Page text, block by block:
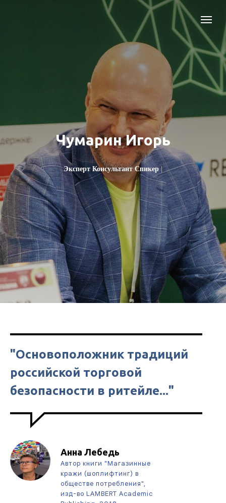
Чумарин Игорь
Эксперт Консультант Спикер Учите|
"Основоположник традиций
российской торговой
безопасности в ритейле..."
Анна Лебедь
Автор книги "Магазинные
кражи (шоплифтинг) в
обществе потребления",
изд-во LAMBERT Academic